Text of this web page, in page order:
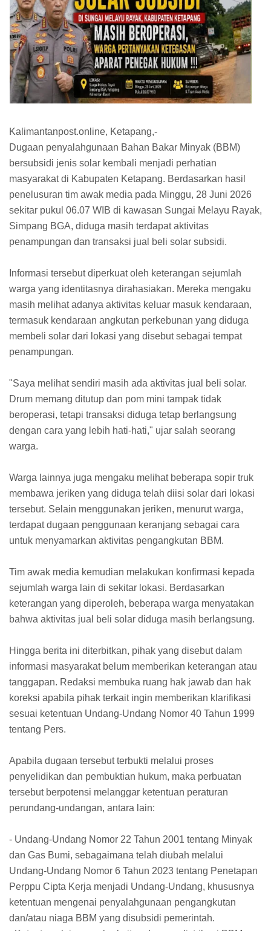
Kalimantanpost.online, Ketapang,-
Dugaan penyalahgunaan Bahan Bakar Minyak (BBM)
bersubsidi jenis solar kembali menjadi perhatian
masyarakat di Kabupaten Ketapang. Berdasarkan hasil
penelusuran tim awak media pada Minggu, 28 Juni 2026
sekitar pukul 06.07 WIB di kawasan Sungai Melayu Rayak,
Simpang BGA, diduga masih terdapat aktivitas
penampungan dan transaksi jual beli solar subsidi.
Informasi tersebut diperkuat oleh keterangan sejumlah
warga yang identitasnya dirahasiakan. Mereka mengaku
masih melihat adanya aktivitas keluar masuk kendaraan,
termasuk kendaraan angkutan perkebunan yang diduga
membeli solar dari lokasi yang disebut sebagai tempat
penampungan.
"Saya melihat sendiri masih ada aktivitas jual beli solar.
Drum memang ditutup dan pom mini tampak tidak
beroperasi, tetapi transaksi diduga tetap berlangsung
dengan cara yang lebih hati-hati," ujar salah seorang
warga.
Warga lainnya juga mengaku melihat beberapa sopir truk
membawa jeriken yang diduga telah diisi solar dari lokasi
tersebut. Selain menggunakan jeriken, menurut warga,
terdapat dugaan penggunaan keranjang sebagai cara
untuk menyamarkan aktivitas pengangkutan BBM.
Tim awak media kemudian melakukan konfirmasi kepada
sejumlah warga lain di sekitar lokasi. Berdasarkan
keterangan yang diperoleh, beberapa warga menyatakan
bahwa aktivitas jual beli solar diduga masih berlangsung.
Hingga berita ini diterbitkan, pihak yang disebut dalam
informasi masyarakat belum memberikan keterangan atau
tanggapan. Redaksi membuka ruang hak jawab dan hak
koreksi apabila pihak terkait ingin memberikan klarifikasi
sesuai ketentuan Undang-Undang Nomor 40 Tahun 1999
tentang Pers.
Apabila dugaan tersebut terbukti melalui proses
penyelidikan dan pembuktian hukum, maka perbuatan
tersebut berpotensi melanggar ketentuan peraturan
perundang-undangan, antara lain:
- Undang-Undang Nomor 22 Tahun 2001 tentang Minyak
dan Gas Bumi, sebagaimana telah diubah melalui
Undang-Undang Nomor 6 Tahun 2023 tentang Penetapan
Perppu Cipta Kerja menjadi Undang-Undang, khususnya
ketentuan mengenai penyalahgunaan pengangkutan
dan/atau niaga BBM yang disubsidi pemerintah.